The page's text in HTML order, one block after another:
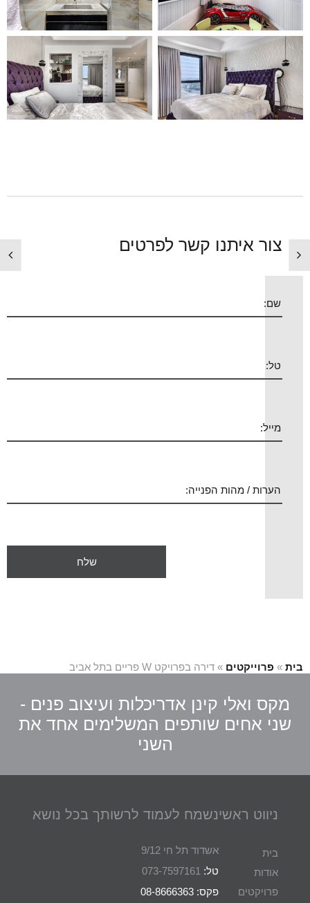
צור איתנו קשר לפרטים
בית » פרוייקטים » דירה בפרויקט W פריים בתל אביב
מקס ואלי קינן אדריכלות ועיצוב פנים -
שני אחים שותפים המשלימים אחד את
השני
ניווט ראשי
בית
אודות
פרויקטים
נשמח לעמוד לרשותך בכל נושא
אשדוד תל חי 9/12
טל: 073-7597161
פקס: 08-8666363